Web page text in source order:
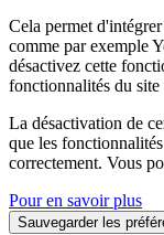
Cela permet
comme par exemple
désactivez cette
fonctionnalités du site
La désactivation de
que les
correctement. Vous
Pour en savoir plus
Sauvegarder les